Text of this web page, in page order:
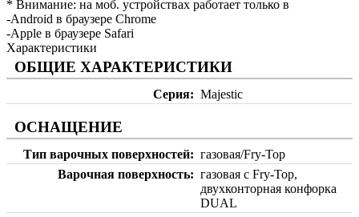
* Внимание: на моб. устройствах работает только в
-Android в браузере Chrome
-Apple в браузере Safari
Характеристики
ОБЩИЕ ХАРАКТЕРИСТИКИ
Серия Majestic
ОСНАЩЕНИЕ
Тип варочных поверхностей
газовая/Fry-Top
Варочная поверхность
газовая с Fry-Top,
двухконторная конфорка
DUAL